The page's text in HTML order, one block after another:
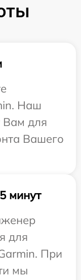
Наш
Вам для
Вашего
минут
для
При
мы